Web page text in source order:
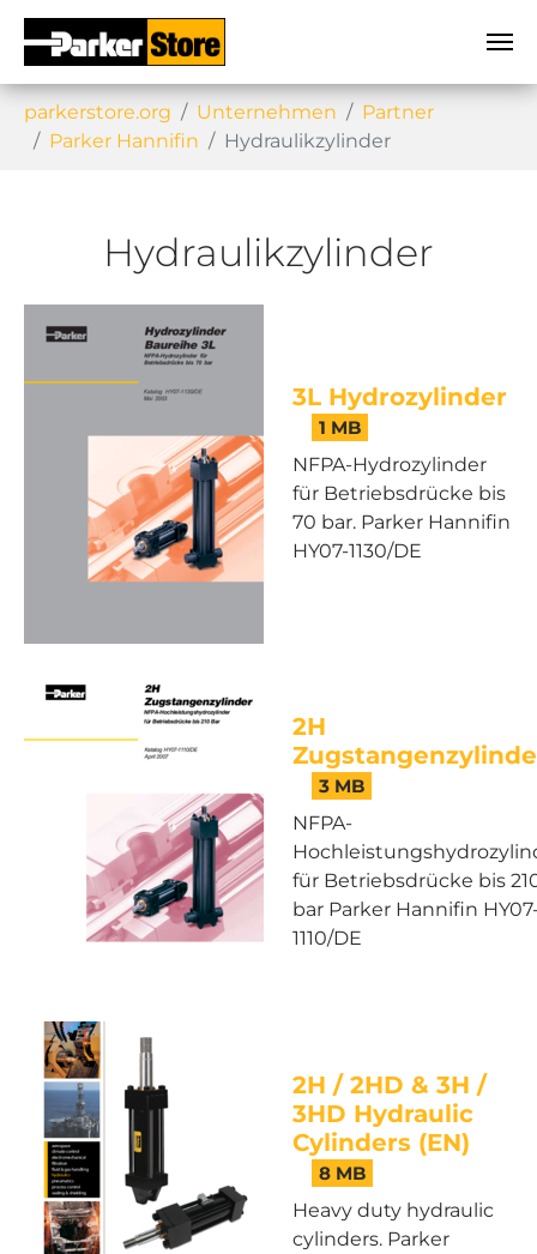
Sie sind hier:
parkerstore.org Unternehmen
Partner
Parker Hannifin
Hydraulikzylinder
Hydraulikzylinder
3L Hydrozylinder
1 MB
NFPA-Hydrozylinder
für Betriebsdrücke bis
70 bar. Parker Hannifin
HY07-1130/DE
2H
3 MB
NFPA-
für Betriebsdrücke bis
bar Parker Hannifin
1110/DE
2H / 2HD & 3H /
3HD Hydraulic
Cylinders (EN)
8 MB
Heavy duty hydraulic
cylinders. Parker